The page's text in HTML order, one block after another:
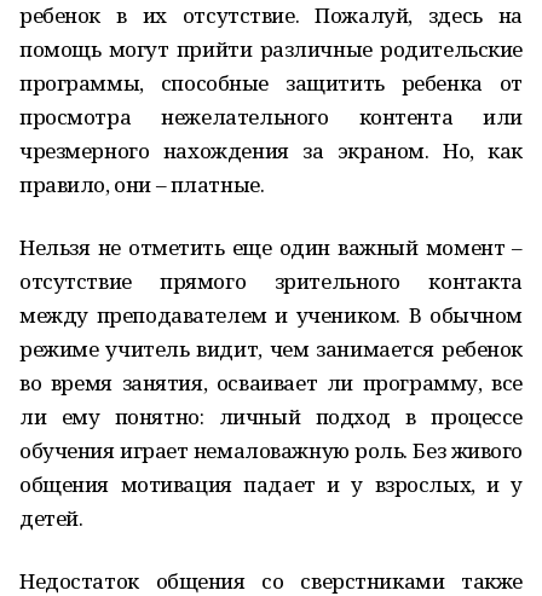
ребенок в их отсутствие. Пожалуй, здесь на
помощь могут прийти различные родительские
программы, способные защитить ребенка от
просмотра нежелательного контента или
чрезмерного нахождения за экраном. Но, как
правило, они – платные.
Нельзя не отметить еще один важный момент –
отсутствие прямого зрительного контакта
между преподавателем и учеником. В обычном
режиме учитель видит, чем занимается ребенок
во время занятия, осваивает ли программу, все
ли ему понятно: личный подход в процессе
обучения играет немаловажную роль. Без живого
общения мотивация падает и у взрослых, и у
детей.
Недостаток общения со сверстниками также